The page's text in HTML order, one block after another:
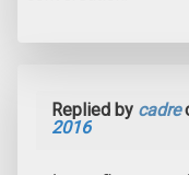
Replied by cadre
2016